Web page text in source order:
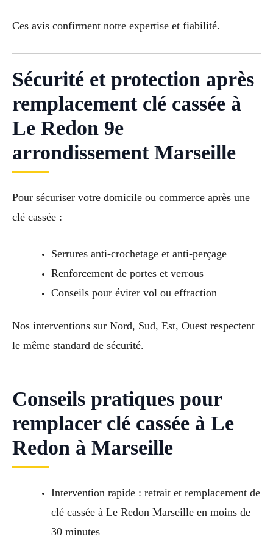
Ces avis confirment notre expertise et fiabilité.
Sécurité et protection après
remplacement clé cassée à
Le Redon 9e
arrondissement Marseille
Pour sécuriser votre domicile ou commerce après une
clé cassée :
Serrures anti-crochetage et anti-perçage
Renforcement de portes et verrous
Conseils pour éviter vol ou effraction
Nos interventions sur Nord, Sud, Est, Ouest respectent
le même standard de sécurité.
Conseils pratiques pour
remplacer clé cassée à Le
Redon à Marseille
Intervention rapide : retrait et remplacement de
clé cassée à Le Redon Marseille en moins de
30 minutes